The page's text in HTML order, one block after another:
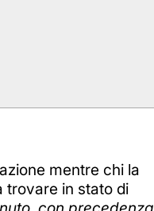
mentre chi la
trovare in stato di